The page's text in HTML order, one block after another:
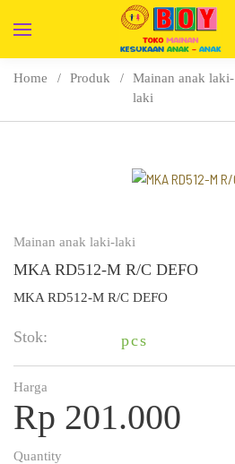
Home Produk
Mainan anak laki-
laki
Mainan anak laki-laki
MKA RD512-M R/C DEFO
MKA RD512-M R/C DEFO
Stok: pcs
Harga
Rp 201.000
Quantity